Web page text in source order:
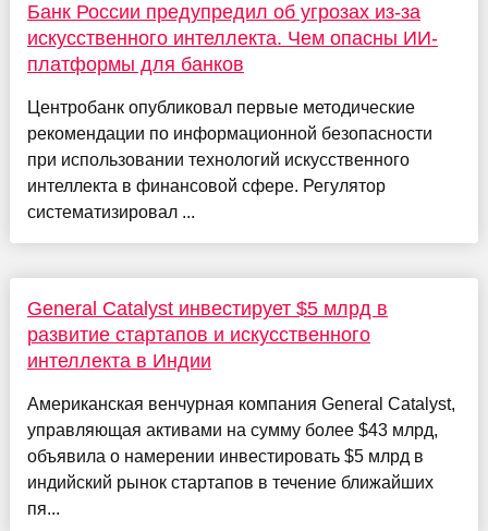
Банк России предупредил об угрозах из-за
искусственного интеллекта. Чем опасны ИИ-
платформы для банков
Центробанк опубликовал первые методические
рекомендации по информационной безопасности
при использовании технологий искусственного
интеллекта в финансовой сфере. Регулятор
систематизировал ...
General Catalyst инвестирует $5 млрд в
развитие стартапов и искусственного
интеллекта в Индии
Американская венчурная компания General Catalyst,
управляющая активами на сумму более $43 млрд,
объявила о намерении инвестировать $5 млрд в
индийский рынок стартапов в течение ближайших
пя...